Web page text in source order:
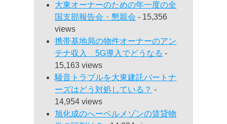
大東オーナーのための年一度の全
国支部報告会・懇親会 - 15,356
views
携帯基地局の物件オーナーのアン
テナ収入 5G導入でどうなる -
15,163 views
騒音トラブルを大東建託パートナ
ーズはどう対処している？ -
14,954 views
旭化成のへーベルメゾンの賃貸物